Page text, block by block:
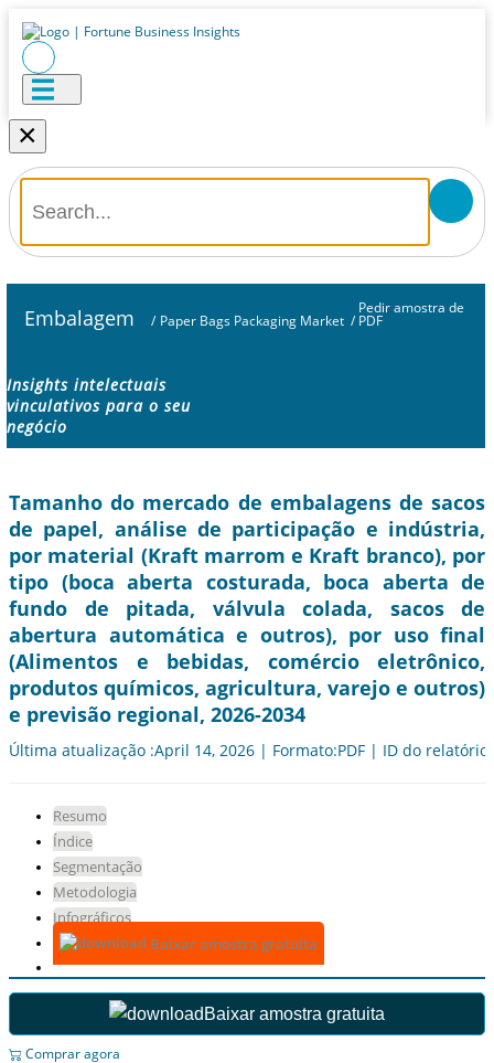
×
Embalagem / Paper Bags Packaging Market /
Pedir amostra de
PDF
Insights intelectuais
vinculativos para o seu
negócio
Tamanho do mercado de embalagens de sacos
de papel, análise de participação e indústria,
por material (Kraft marrom e Kraft branco), por
tipo (boca aberta costurada, boca aberta de
fundo de pitada, válvula colada, sacos de
abertura automática e outros), por uso final
(Alimentos e bebidas, comércio eletrônico,
produtos químicos, agricultura, varejo e outros)
e previsão regional, 2026-2034
Última atualização :April 14, 2026 | Formato:PDF | ID do
Resumo
Índice
Segmentação
Metodologia
Infográficos
Baixar amostra gratuita
Baixar amostra gratuita
Comprar agora